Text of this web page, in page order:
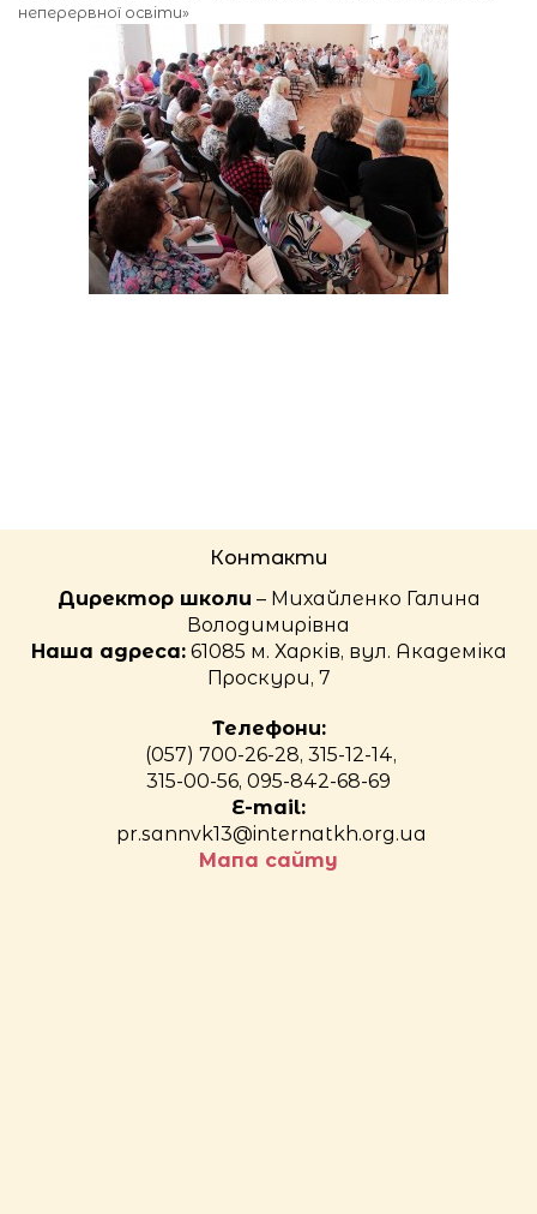
неперервної освіти»
Контакти
Директор школи – Михайленко Галина
Володимирівна
Наша адреса:61085 м. Харків, вул. Академіка
Проскури, 7
Телефони:
(057) 700-26-28, 315-12-14,
315-00-56, 095-842-68-69
E-mail:
pr.sannvk13@internatkh.org.ua
Мапа сайту